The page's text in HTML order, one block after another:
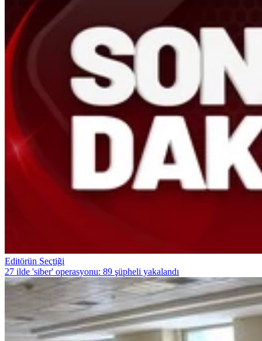
Editörün Seçtiği
27 ilde 'siber' operasyonu: 89 şüpheli yakalandı